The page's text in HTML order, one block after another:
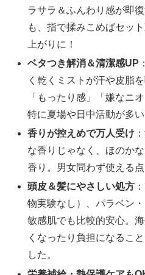
ラサラ＆ふんわり感が即
も、指で揉みこめばセッ
上がりに！
ベタつき解消＆清潔感UP
く乾くミストが汗や皮脂
「もったり感」「嫌なニ
特に夏場や日中活動が多い
香りが控えめで万人受け
な香りじゃなく、ほのか
香り。男女問わず使える点
頭皮＆髪にやさしい処方
物実験なし）、パラベン
敏感肌でも比較的安心。
くなったり負担になるこ
した。